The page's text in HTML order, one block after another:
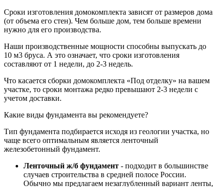
Сроки изготовления домокомплекта зависят от размеров дома
(от объема его стен). Чем больше дом, тем больше времени
нужно для его производства.
Наши производственные мощности способны выпускать до
10 м3 бруса. А это означает, что сроки изготовления
составляют от 1 недели, до 2-3 недель.
Что касается сборки домокомплекта «Под отделку» на вашем
участке, то сроки монтажа редко превышают 2-3 недели с
учетом доставки.
Какие виды фундамента вы рекомендуете?
Тип фундамента подбирается исходя из геологии участка, но
чаще всего оптимальным является ленточный
железобетонный фундамент.
Ленточный ж/б фундамент - подходит в большинстве
случаев строительства в средней полосе России.
Обычно мы предлагаем незаглубленный вариант ленты,